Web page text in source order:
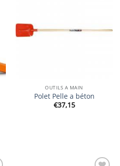
OUTILS A MAIN
Polet Pelle a béton
€37,15